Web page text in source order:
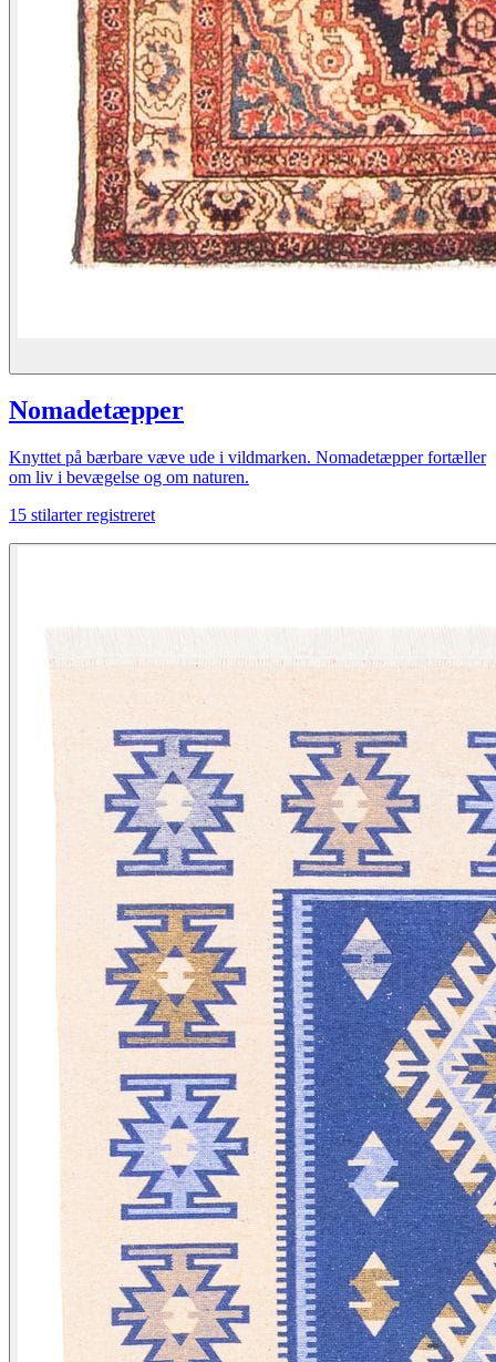
Nomadetæpper
Knyttet på bærbare væve ude i vildmarken. Nomadetæpper fortæller
om liv i bevægelse og om naturen.
15 stilarter registreret